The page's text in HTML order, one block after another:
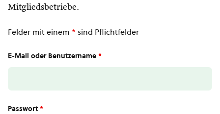
Mitgliedsbetriebe.
Felder mit einem * sind Pflichtfelder
E-Mail oder Benutzername *
Passwort *